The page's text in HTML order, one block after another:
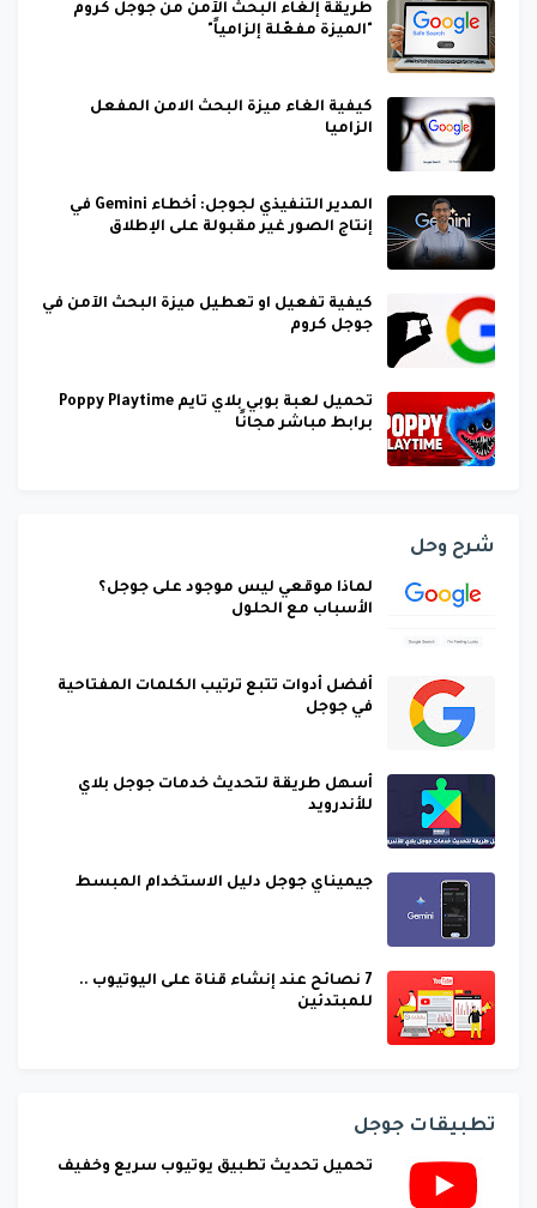
طريقة إلغاء البحث الآمن من جوجل كروم
"الميزة مفعّلة إلزامياً"
كيفية الغاء ميزة البحث الامن المفعل
الزاميا
المدير التنفيذي لجوجل: أخطاء Gemini في
إنتاج الصور غير مقبولة على الإطلاق
كيفية تفعيل او تعطيل ميزة البحث الآمن في
جوجل كروم
تحميل لعبة بوبي بلاي تايم Poppy Playtime
برابط مباشر مجانًا
شرح وحل
لماذا موقعي ليس موجود على جوجل؟
الأسباب مع الحلول
أفضل أدوات تتبع ترتيب الكلمات المفتاحية
في جوجل
أسهل طريقة لتحديث خدمات جوجل بلاي
للأندرويد
جيميناي جوجل دليل الاستخدام المبسط
7 نصائح عند إنشاء قناة على اليوتيوب ..
للمبتدئين
تطبيقات جوجل
تحميل تحديث تطبيق يوتيوب سريع وخفيف